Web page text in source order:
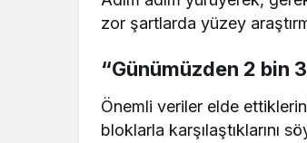
zor şartlarda yüzey
“Günümüzden 2 bin
Önemli veriler elde
bloklarla karşılaştıklarını